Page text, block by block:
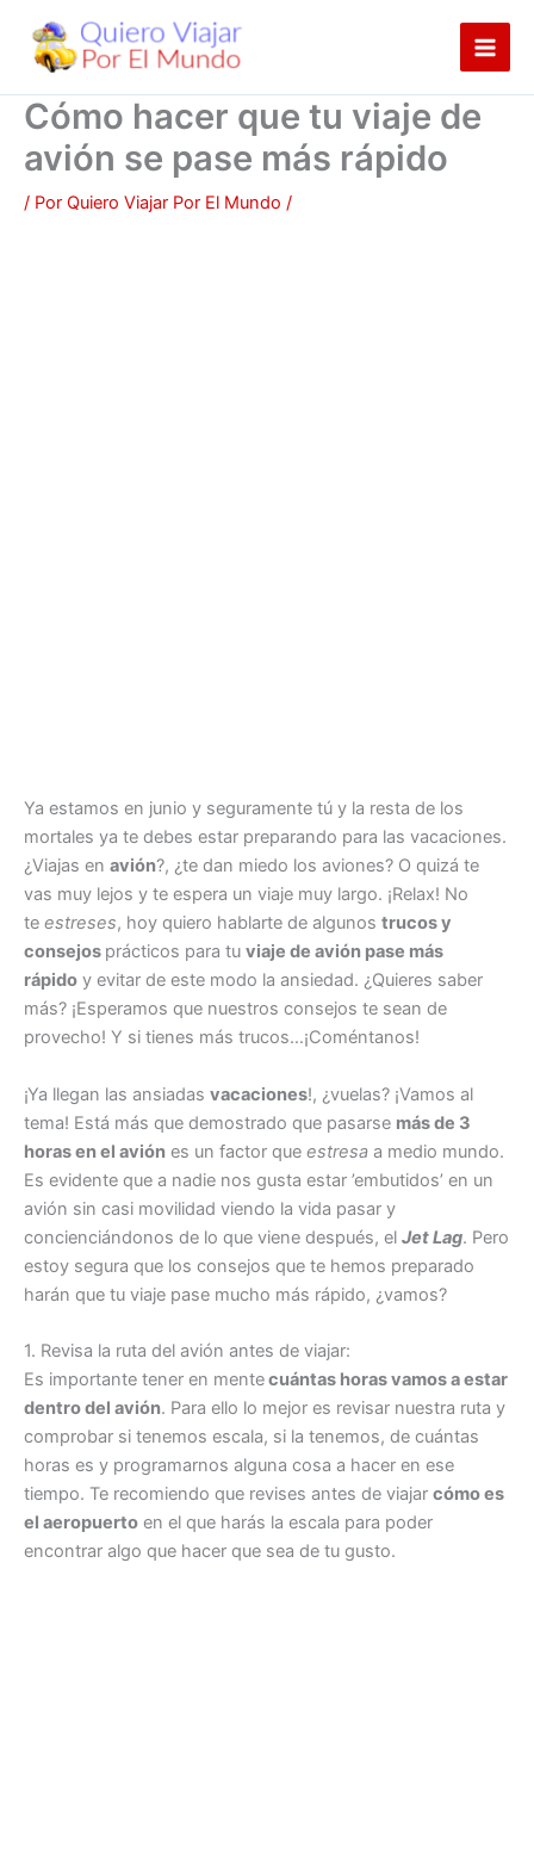
contenido
Cómo hacer que tu viaje de
avión se pase más rápido
/ Por Quiero Viajar Por El Mundo /
Ya estamos en junio y seguramente tú y la resta de los
mortales ya te debes estar preparando para las vacaciones.
¿Viajas en avión?, ¿te dan miedo los aviones? O quizá te
vas muy lejos y te espera un viaje muy largo. ¡Relax! No
te estreses, hoy quiero hablarte de algunos trucos y
consejos prácticos para tu viaje de avión pase más
rápido y evitar de este modo la ansiedad. ¿Quieres saber
más? ¡Esperamos que nuestros consejos te sean de
provecho! Y si tienes más trucos…¡Coméntanos!
¡Ya llegan las ansiadas vacaciones!, ¿vuelas? ¡Vamos al
tema! Está más que demostrado que pasarse más de 3
horas en el avión es un factor que estresa a medio mundo.
Es evidente que a nadie nos gusta estar ’embutidos’ en un
avión sin casi movilidad viendo la vida pasar y
concienciándonos de lo que viene después, el Jet Lag. Pero
estoy segura que los consejos que te hemos preparado
harán que tu viaje pase mucho más rápido, ¿vamos?
1. Revisa la ruta del avión antes de viajar:
Es importante tener en mentecuántas horas vamos a estar
dentro del avión. Para ello lo mejor es revisar nuestra ruta y
comprobar si tenemos escala, si la tenemos, de cuántas
horas es y programarnos alguna cosa a hacer en ese
tiempo. Te recomiendo que revises antes de viajar cómo es
el aeropuerto en el que harás la escala para poder
encontrar algo que hacer que sea de tu gusto.